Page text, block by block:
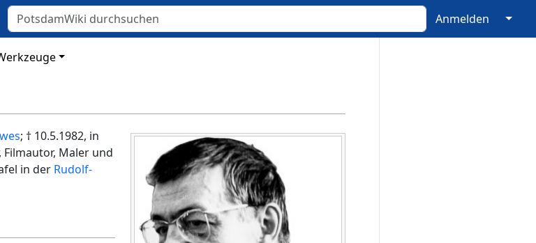
Anmelden ↓
; † 10.5.1982, in
Maler und
in der Rudolf-